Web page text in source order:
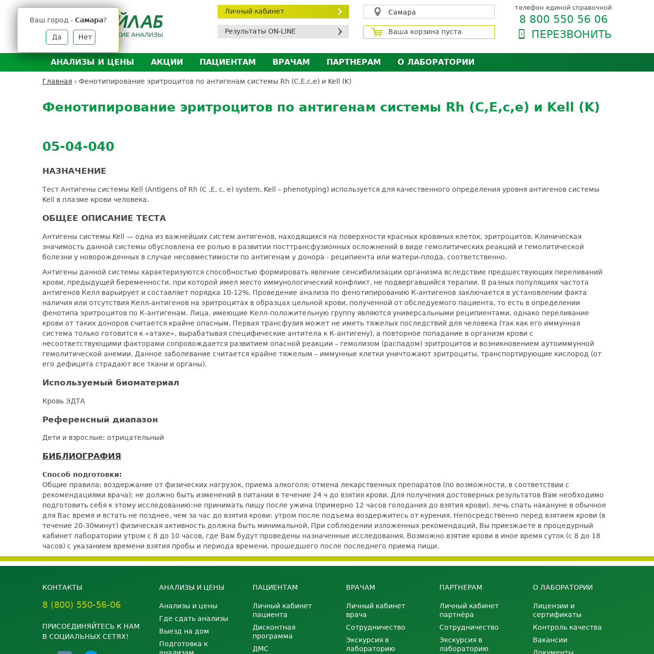
Личный кабинет
Результаты ON-LINE
Самара
Ваш город - Самара?
Да Нет
Ваша корзина пуста
телефон единой справочной
8 800 550 56 06
ПЕРЕЗВОНИТЬ
АНАЛИЗЫ И ЦЕНЫ
Анализы и цены
Выезд на дом
Расшифровка анализов
АКЦИИ
ПАЦИЕНТАМ
Личный кабинет пациента
ДМС
ВРАЧАМ
Личный кабинет врача
Экскурсия в лабораторию
ПАРТНЕРАМ
Личный кабинет партнёра
Экскурсия в лабораторию
О ЛАБОРАТОРИИ
Вакансии
Главная › Фенотипирование эритроцитов по антигенам системы Rh (С,E,c,e) и Kell (K)
to
top
Фенотипирование эритроцитов по антигенам системы Rh (С,E,c,e) и Kell (K)
05-04-040
НАЗНАЧЕНИЕ
Тест Антигены системы Kell (Antigens of Rh (C ,E, c, e) system, Kell – phenotyping) используется для качественного определения уровня антигенов системы
Kell в плазме крови человека.
ОБЩЕЕ ОПИСАНИЕ ТЕСТА
Антигены системы Kell — одна из важнейших систем антигенов, находящихся на поверхности красных кровяных клеток, эритроцитов. Клиническая
значимость данной системы обусловлена ее ролью в развитии посттрансфузионных осложнений в виде гемолитических реакций и гемолитической
болезни у новорожденных в случае несовместимости по антигенам у донора - реципиента или матери-плода, соответственно.
Антигены данной системы характеризуются способностью формировать явление сенсибилизации организма вследствие предшествующих переливаний
крови, предыдущей беременности, при которой имел место иммунологический конфликт, не подвергавшийся терапии. В разных популяциях частота
антигенов Келл варьирует и составляет порядка 10-12%. Проведение анализа по фенотипированию К-антигенов заключается в установлении факта
наличия или отсутствия Келл-антигенов на эритроцитах в образцах цельной крови, полученной от обследуемого пациента, то есть в определении
фенотипа эритроцитов по К-антигенам. Лица, имеющие Келл-положительную группу являются универсальными реципиентами, однако переливание
крови от таких доноров считается крайне опасным. Первая трансфузия может не иметь тяжелых последствий для человека (так как его иммунная
система только готовится к «атаке», вырабатывая специфические антитела к К-антигену), а повторное попадание в организм крови с
несоответствующими факторами сопровождается развитием опасной реакции – гемолизом (распадом) эритроцитов и возникновением аутоиммунной
гемолитической анемии. Данное заболевание считается крайне тяжелым – иммунные клетки уничтожают эритроциты, транспортирующие кислород (от
его дефицита страдают все ткани и органы).
Используемый биоматериал
Кровь ЭДТА
Референсный диапазон
Дети и взрослые: отрицательный
БИБЛИОГРАФИЯ
Способ подготовки:
Общие правила: воздержание от физических нагрузок, приема алкоголя; отмена лекарственных препаратов (по возможности, в соответствии с
рекомендациями врача); не должно быть изменений в питании в течение 24 ч до взятия крови. Для получения достоверных результатов Вам необходимо
подготовить себя к этому исследованию:не принимать пищу после ужина (примерно 12 часов голодания до взятия крови), лечь спать накануне в обычное
для Вас время и встать не позднее, чем за час до взятия крови: утром после подъема воздержитесь от курения. Непосредственно перед взятием крови (в
течение 20-30минут) физическая активность должна быть минимальной. При соблюдении изложенных рекомендаций, Вы приезжаете в процедурный
кабинет лаборатории утром с 8 до 10 часов, где Вам будут проведены назначенные исследования. Возможно взятие крови в иное время суток (с 8 до 18
часов) с указанием времени взятия пробы и периода времени, прошедшего после последнего приема пищи.
КОНТАКТЫ
8 (800) 550-56-06
ПРИСОЕДИНЯЙТЕСЬ К НАМ
В СОЦИАЛЬНЫХ СЕТЯХ!
АНАЛИЗЫ И ЦЕНЫ
Анализы и цены
Где сдать анализы
Выезд на дом
Подготовка к
ПАЦИЕНТАМ
Личный кабинет
пациента
Дисконтная
программа
ДМС
ВРАЧАМ
Личный кабинет
врача
Сотрудничество
Экскурсия в
лабораторию
ПАРТНЕРАМ
Личный кабинет
партнёра
Сотрудничество
Экскурсия в
лабораторию
О ЛАБОРАТОРИИ
Лицензии и
сертификаты
Контроль качества
Вакансии